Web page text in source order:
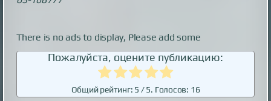
There is no ads to display, Please add some
Пожалуйста, оцените публикацию:
Общий рейтинг: 5 / 5. Голосов: 16